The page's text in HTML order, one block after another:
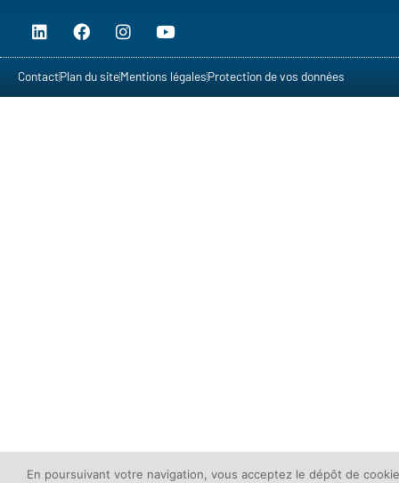
ContactPlan du siteMentions légalesProtection de vos données
En poursuivant votre navigation, vous acceptez le dépôt de